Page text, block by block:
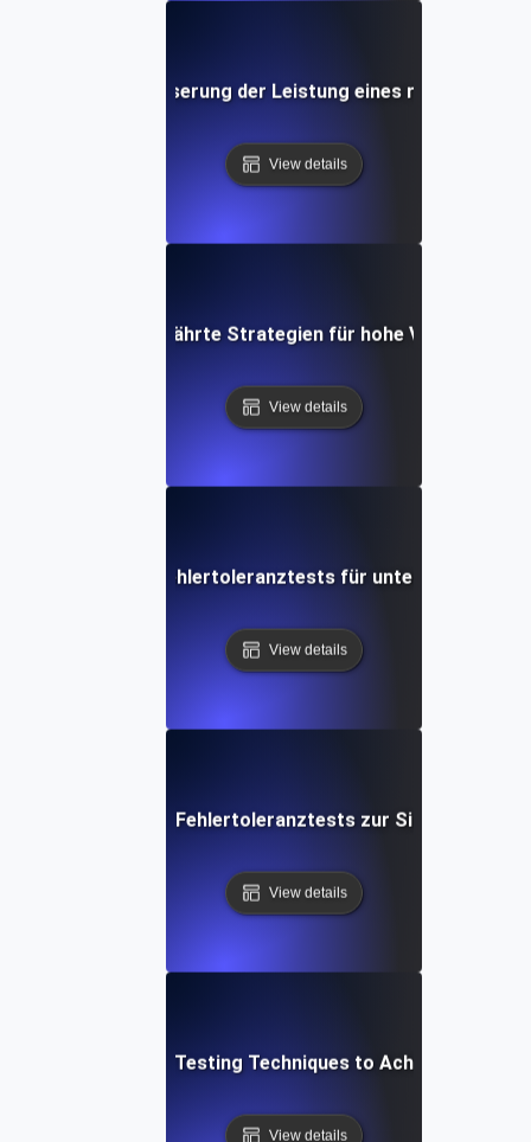
Testing: Verbesserung der Leistung eines robusten
View details
Testing: Bewährte Strategien für hohe
View details
Fehlertoleranztests für
View details
Anleitung für Fehlertoleranztests zur Sicherstellung
View details
Fault Tolerance Testing Techniques to Achieve High
View details